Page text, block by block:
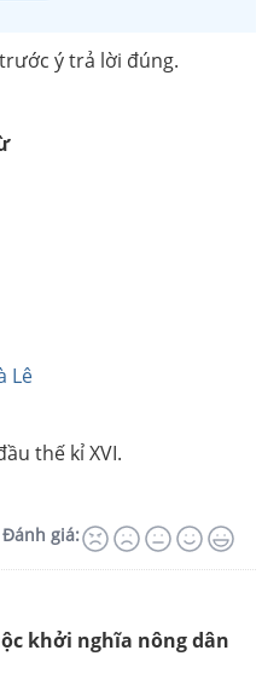
ý trả lời đúng.
Lê
thế kỉ XVI.
Đánh giá:
khởi nghĩa nông dân